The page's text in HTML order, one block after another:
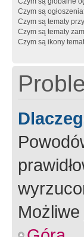
Czym są
Czym są tematy
Czym są tematy
Czym są ikony